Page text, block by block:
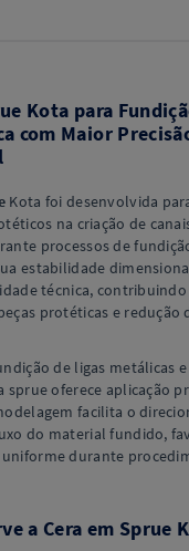
Kota para
com Maior
Kota foi desenvolvida
na criação de
processos de
estabilidade
técnica,
protéticas e redução
de ligas metálicas
sprue oferece aplicação
facilita o
do material fundido,
durante
a Cera em Sprue